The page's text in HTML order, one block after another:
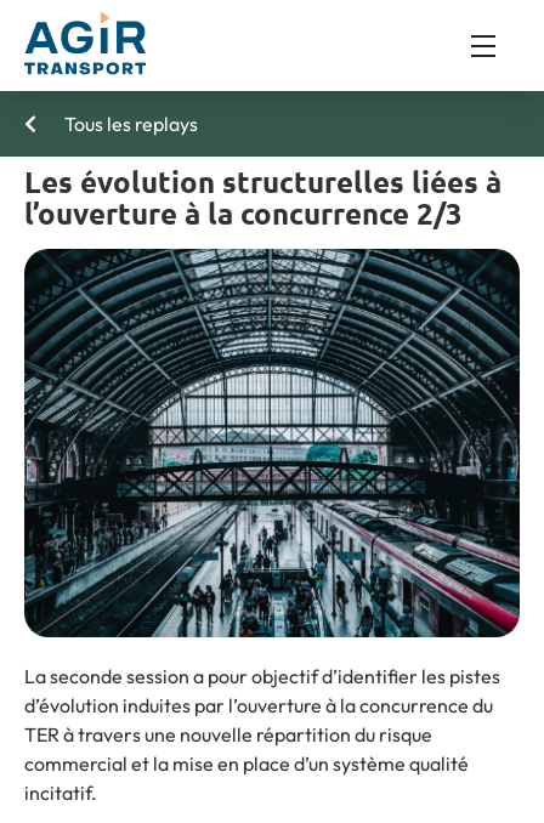
Tous les replays
Les évolution structurelles liées à
l’ouverture à la concurrence 2/3
La seconde session a pour objectif d’identifier les pistes
d’évolution induites par l’ouverture à la concurrence du
TER à travers une nouvelle répartition du risque
commercial et la mise en place d’un système qualité
incitatif.